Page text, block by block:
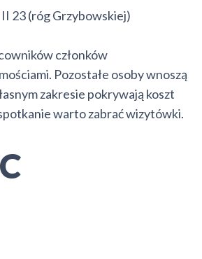
23 (róg Grzybowskiej)
członków
Pozostałe osoby wnoszą
zakresie pokrywają koszt
warto zabrać wizytówki.